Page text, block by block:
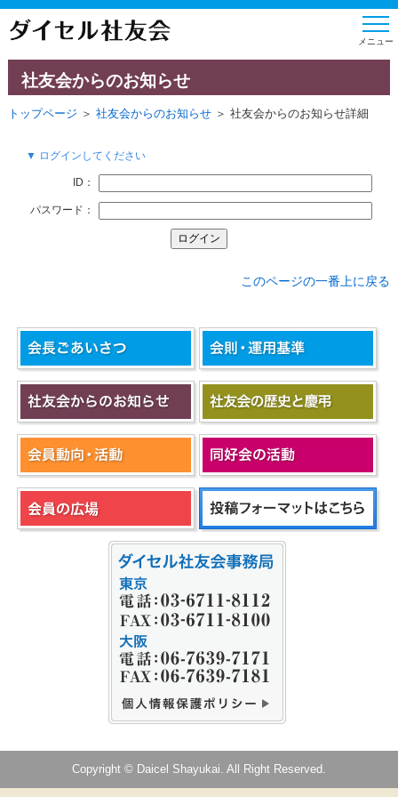
社友会からのお知らせ
トップページ ＞ 社友会からのお知らせ＞ 社友会からのお知らせ詳細
▼ ログインしてください
ID：
パスワード：
このページの一番上に戻る
Copyright © Daicel Shayukai. All Right Reserved.